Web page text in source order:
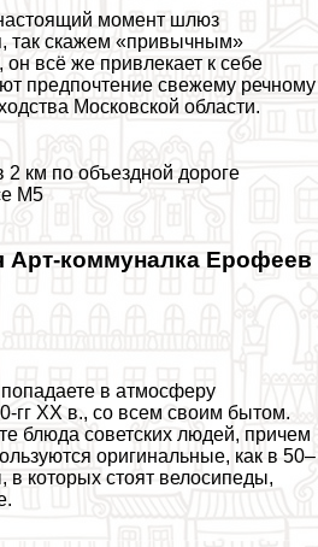
момент шлюз
так скажем «привычным»
всё же привлекает к себе
предпочтение свежему речному
Московской области.
км по объездной дороге
М5
Арт-коммуналка Ерофеев
в атмосферу
гг XX в., со всем своим бытом.
блюда советских людей, причем
оригинальные, как в 50–
в которых стоят велосипеды,